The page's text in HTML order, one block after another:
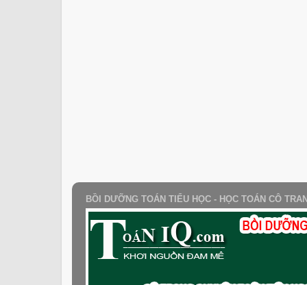
BỒI DƯỠNG TOÁN TIỂU HỌC - HỌC TOÁN CÔ